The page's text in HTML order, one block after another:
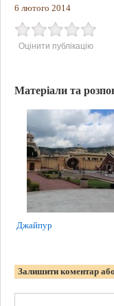
6 лютого 2014
Оцінити публікацію
Матеріали та
Джайпур
Залишити коментар